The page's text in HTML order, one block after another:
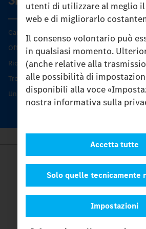
utenti di utilizzare al meglio
web e di migliorarlo
Il consenso volontario può
in qualsiasi momento.
(anche relative alla
alle possibilità di
disponibili alla voce
nostra informativa sulla
Impostazioni
Solo quelle tecnicamente
Accetta tutte
Caratteristiche di prodotto
Offerta di servizio Unimog
Ricambi originali
Trovare un partner
Unimog Service Days
Provider
Legal Notice
Contatto
Cookies
Protezione dati
Impostazioni